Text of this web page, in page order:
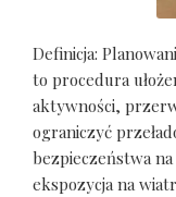
Definicja:
to procedura
aktywności,
ograniczyć
bezpieczeństwa
ekspozycja na